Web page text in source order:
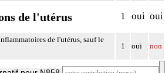
de l'utérus 1 oui oui
de l'utérus, sauf le
1 oui non